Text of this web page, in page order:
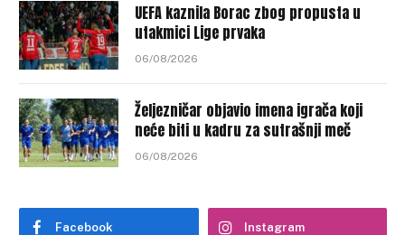
UEFA kaznila Borac zbog propusta u
utakmici Lige prvaka
06/08/2026
Željezničar objavio imena igrača koji
neće biti u kadru za sutrašnji meč
06/08/2026
Facebook Instagram